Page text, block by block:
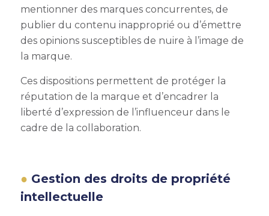
mentionner des marques concurrentes, de
publier du contenu inapproprié ou d’émettre
des opinions susceptibles de nuire à l’image de
la marque.
Ces dispositions permettent de protéger la
réputation de la marque et d’encadrer la
liberté d’expression de l’influenceur dans le
cadre de la collaboration.
Gestion des droits de propriété
intellectuelle